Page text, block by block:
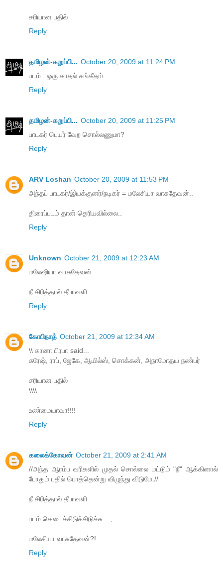
சரியான பதில்
Reply
தமிழன்-கறுப்பி... October 20, 2009 at 11:24 PM
படம் : ஒரு காதல் சங்கீதம்.
Reply
தமிழன்-கறுப்பி... October 20, 2009 at 11:25 PM
பாடகர் பெயர் வேற சொல்லணுமா?
Reply
ARV Loshan October 20, 2009 at 11:53 PM
அந்தப் பாடகர்/இயக்குனர்/நடிகர் = மலேசியா வாசுதேவன்..
திரைப்படம் தான் தெரியவில்லை..
Reply
Unknown October 21, 2009 at 12:23 AM
மலேஷியா வாசுதேவன்
நீ சிரித்தால் தீபாவளி
Reply
கோபிநாத் October 21, 2009 at 12:34 AM
\\ கானா பிரபா said...
சுரேஷ், ராப், ஜேகே, ஆயில்ஸ், சொக்கன், அநாமோதய நண்பர்
சரியான பதில்
\\\\
உண்மையாவா!!!!
Reply
கலைக்கோவன் October 21, 2009 at 2:41 AM
//அந்த ஆரம்ப வரிகளில் முதல் சொல்லை மட்டும் "நீ" ஆக்கினால்
போதும் பதில் பொத்தென்று விழுந்து விடுமே.//
நீ சிரித்தால் தீபாவளி.
படம் கெடைச்சிடுச்சிடுச்சு....,
மலேசியா வாசுதேவன்?!
Reply